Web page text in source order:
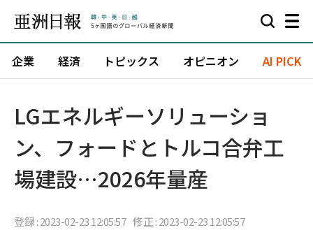
企業 経済 トピックス オピニオン AI PICK
LGエネルギーソリューショ
ン、フォードとトルコ合弁工
場建設…2026年量産
登録 : 2023-02-23 12:05:57 修正 : 2023-02-23 12:05:57